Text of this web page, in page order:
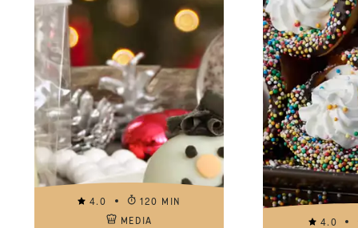
4.0
120 MIN
MEDIA
4.0